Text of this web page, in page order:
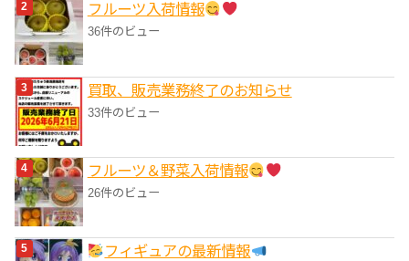
フルーツ入荷情報
36件のビュー
買取、販売業務終了のお知らせ
33件のビュー
フルーツ＆野菜入荷情報
26件のビュー
フィギュアの最新情報